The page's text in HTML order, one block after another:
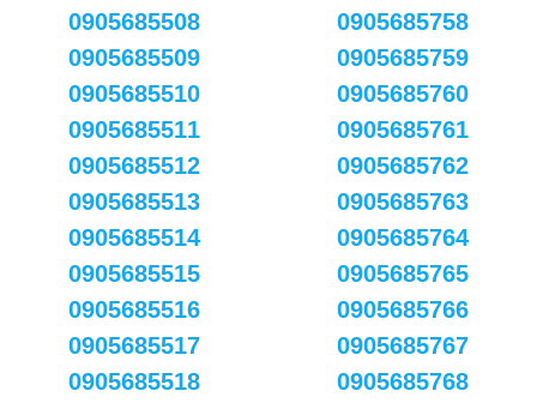
0905685508
0905685509
0905685510
0905685511
0905685512
0905685513
0905685514
0905685515
0905685516
0905685517
0905685518
0905685758
0905685759
0905685760
0905685761
0905685762
0905685763
0905685764
0905685765
0905685766
0905685767
0905685768